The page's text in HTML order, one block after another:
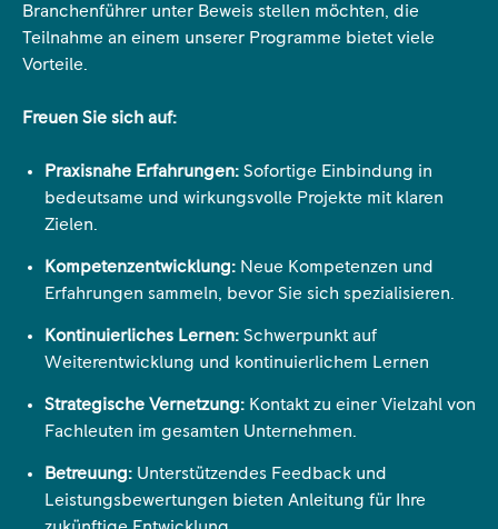
Branchenführer unter Beweis stellen möchten, die
Teilnahme an einem unserer Programme bietet viele
Vorteile.
Freuen Sie sich auf:
Praxisnahe Erfahrungen: Sofortige Einbindung in
bedeutsame und wirkungsvolle Projekte mit klaren
Zielen.
Kompetenzentwicklung: Neue Kompetenzen und
Erfahrungen sammeln, bevor Sie sich spezialisieren.
Kontinuierliches Lernen: Schwerpunkt auf
Weiterentwicklung und kontinuierlichem Lernen
Strategische Vernetzung: Kontakt zu einer Vielzahl von
Fachleuten im gesamten Unternehmen.
Betreuung: Unterstützendes Feedback und
Leistungsbewertungen bieten Anleitung für Ihre